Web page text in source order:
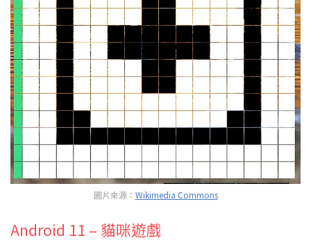
圖片來源： Wikimedia Commons
Android 11 – 貓咪遊戲